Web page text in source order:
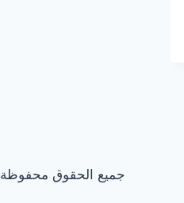
جميع الحقوق محفوظة 2022 @